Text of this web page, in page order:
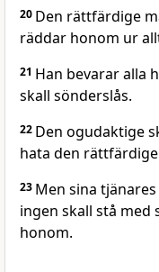
20 Den rättfärdige
räddar honom ur
21 Han bevarar alla
skall sönderslås.
22 Den ogudaktige
hata den
23 Men sina
ingen skall stå
honom.